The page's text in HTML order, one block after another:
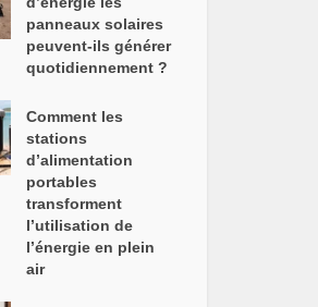
panneaux solaires
peuvent-ils générer
quotidiennement ?
Comment les
stations
d’alimentation
portables
transforment
l’utilisation de
l’énergie en plein
air